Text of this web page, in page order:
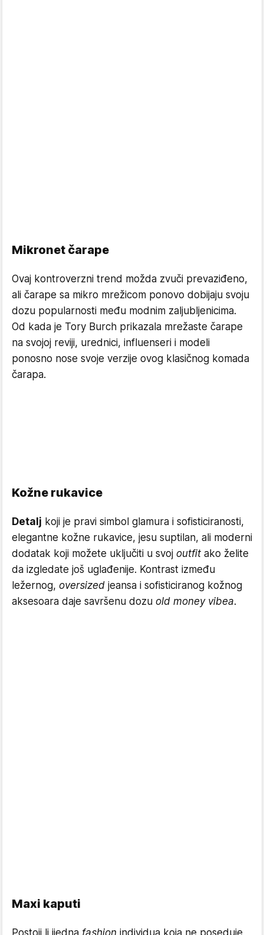
Mikronet čarape
Ovaj kontroverzni trend možda zvuči prevaziđeno,
ali čarape sa mikro mrežicom ponovo dobijaju svoju
dozu popularnosti među modnim zaljubljenicima.
Od kada je Tory Burch prikazala mrežaste čarape
na svojoj reviji, urednici, influenseri i modeli
ponosno nose svoje verzije ovog klasičnog komada
čarapa.
Kožne rukavice
Detalj koji je pravi simbol glamura i sofisticiranosti,
elegantne kožne rukavice, jesu suptilan, ali moderni
dodatak koji možete uključiti u svoj outfit ako želite
da izgledate još uglađenije. Kontrast između
ležernog, oversized jeansa i sofisticiranog kožnog
aksesoara daje savršenu dozu old money vibea.
Maxi kaputi
Postoji li ijedna fashion individua koja ne poseduje